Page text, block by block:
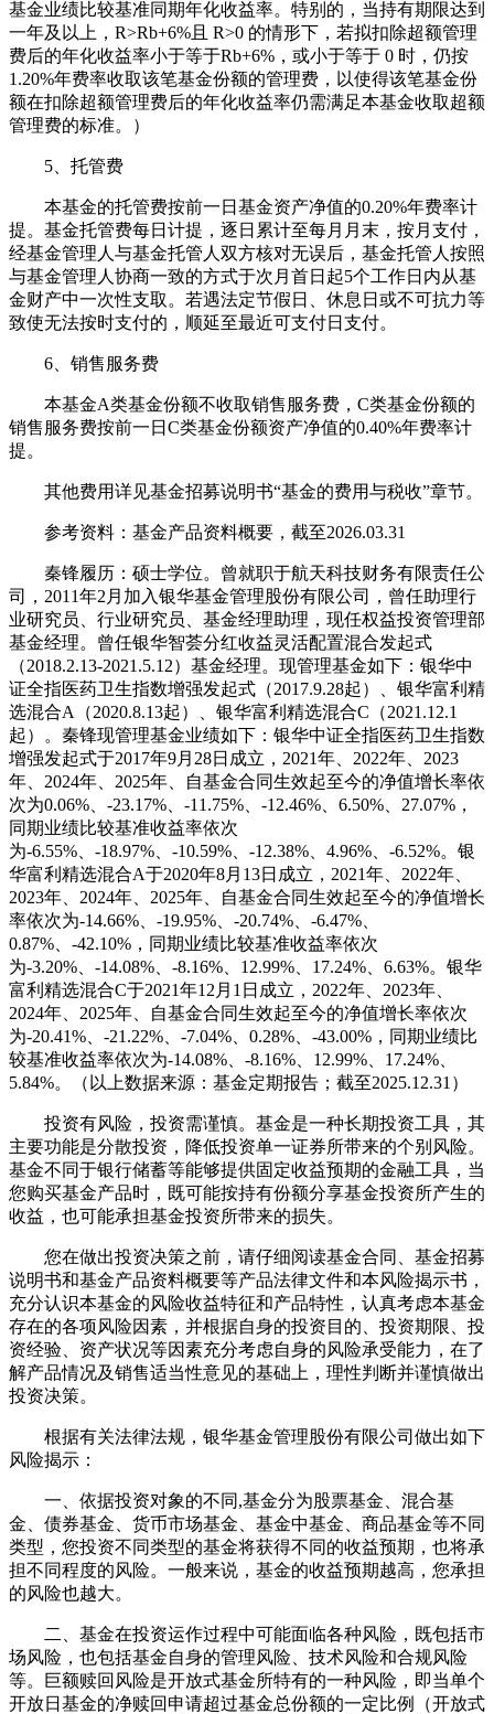
基金业绩比较基准同期年化收益率。特别的，当持有期限达到
一年及以上，R>Rb+6%且 R>0 的情形下，若拟扣除超额管理
费后的年化收益率小于等于Rb+6%，或小于等于 0 时，仍按
1.20%年费率收取该笔基金份额的管理费，以使得该笔基金份
额在扣除超额管理费后的年化收益率仍需满足本基金收取超额
管理费的标准。）
5、托管费
本基金的托管费按前一日基金资产净值的0.20%年费率计
提。基金托管费每日计提，逐日累计至每月月末，按月支付，
经基金管理人与基金托管人双方核对无误后，基金托管人按照
与基金管理人协商一致的方式于次月首日起5个工作日内从基
金财产中一次性支取。若遇法定节假日、休息日或不可抗力等
致使无法按时支付的，顺延至最近可支付日支付。
6、销售服务费
本基金A类基金份额不收取销售服务费，C类基金份额的
销售服务费按前一日C类基金份额资产净值的0.40%年费率计
提。
其他费用详见基金招募说明书“基金的费用与税收”章节。
参考资料：基金产品资料概要，截至2026.03.31
秦锋履历：硕士学位。曾就职于航天科技财务有限责任公
司，2011年2月加入银华基金管理股份有限公司，曾任助理行
业研究员、行业研究员、基金经理助理，现任权益投资管理部
基金经理。曾任银华智荟分红收益灵活配置混合发起式
（2018.2.13-2021.5.12）基金经理。现管理基金如下：银华中
证全指医药卫生指数增强发起式（2017.9.28起）、银华富利精
选混合A（2020.8.13起）、银华富利精选混合C（2021.12.1
起）。秦锋现管理基金业绩如下：银华中证全指医药卫生指数
增强发起式于2017年9月28日成立，2021年、2022年、2023
年、2024年、2025年、自基金合同生效起至今的净值增长率依
次为0.06%、-23.17%、-11.75%、-12.46%、6.50%、27.07%，
同期业绩比较基准收益率依次
为-6.55%、-18.97%、-10.59%、-12.38%、4.96%、-6.52%。银
华富利精选混合A于2020年8月13日成立，2021年、2022年、
2023年、2024年、2025年、自基金合同生效起至今的净值增长
率依次为-14.66%、-19.95%、-20.74%、-6.47%、
0.87%、-42.10%，同期业绩比较基准收益率依次
为-3.20%、-14.08%、-8.16%、12.99%、17.24%、6.63%。银华
富利精选混合C于2021年12月1日成立，2022年、2023年、
2024年、2025年、自基金合同生效起至今的净值增长率依次
为-20.41%、-21.22%、-7.04%、0.28%、-43.00%，同期业绩比
较基准收益率依次为-14.08%、-8.16%、12.99%、17.24%、
5.84%。（以上数据来源：基金定期报告；截至2025.12.31）
投资有风险，投资需谨慎。基金是一种长期投资工具，其
主要功能是分散投资，降低投资单一证券所带来的个别风险。
基金不同于银行储蓄等能够提供固定收益预期的金融工具，当
您购买基金产品时，既可能按持有份额分享基金投资所产生的
收益，也可能承担基金投资所带来的损失。
您在做出投资决策之前，请仔细阅读基金合同、基金招募
说明书和基金产品资料概要等产品法律文件和本风险揭示书，
充分认识本基金的风险收益特征和产品特性，认真考虑本基金
存在的各项风险因素，并根据自身的投资目的、投资期限、投
资经验、资产状况等因素充分考虑自身的风险承受能力，在了
解产品情况及销售适当性意见的基础上，理性判断并谨慎做出
投资决策。
根据有关法律法规，银华基金管理股份有限公司做出如下
风险揭示：
一、依据投资对象的不同,基金分为股票基金、混合基
金、债券基金、货币市场基金、基金中基金、商品基金等不同
类型，您投资不同类型的基金将获得不同的收益预期，也将承
担不同程度的风险。一般来说，基金的收益预期越高，您承担
的风险也越大。
二、基金在投资运作过程中可能面临各种风险，既包括市
场风险，也包括基金自身的管理风险、技术风险和合规风险
等。巨额赎回风险是开放式基金所特有的一种风险，即当单个
开放日基金的净赎回申请超过基金总份额的一定比例（开放式